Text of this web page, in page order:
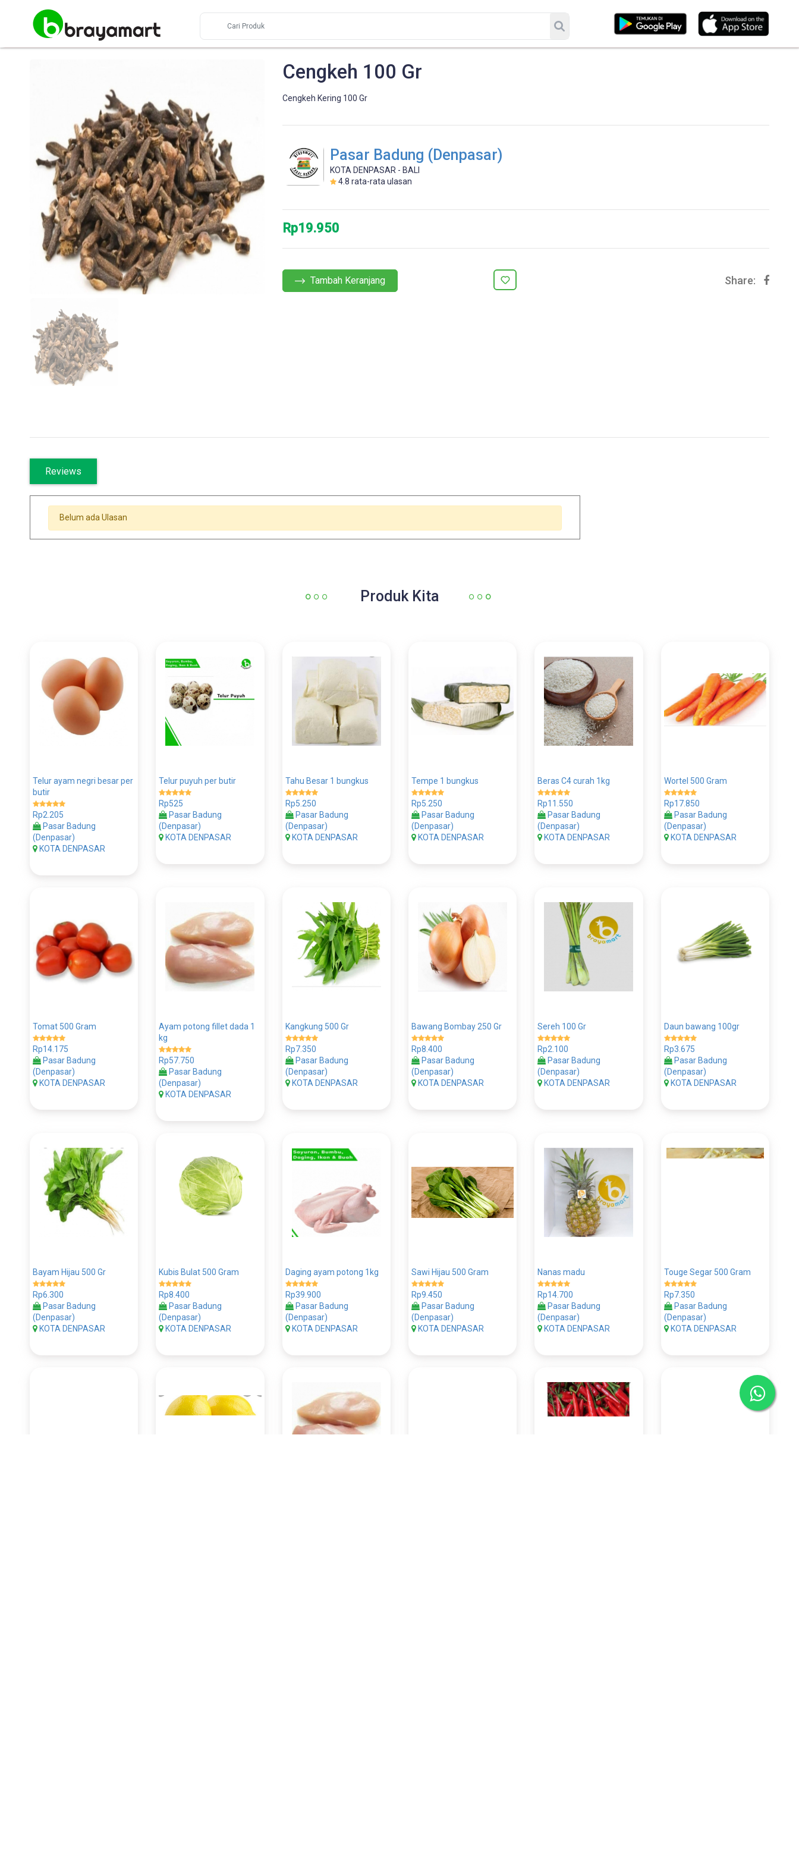
Cengkeh 100 Gr
Cengkeh Kering 100 Gr
Pasar Badung (Denpasar)
KOTA DENPASAR - BALI
4.8 rata-rata ulasan
Rp19.950
Tambah Keranjang Share:
Reviews
Belum ada Ulasan
Produk Kita
Telur ayam negri besar per
butir
Rp2.205
Pasar Badung
(Denpasar)
KOTA DENPASAR
Telur puyuh per butir
Rp525
Pasar Badung
(Denpasar)
KOTA DENPASAR
Tahu Besar 1 bungkus
Rp5.250
Pasar Badung
(Denpasar)
KOTA DENPASAR
Tempe 1 bungkus
Rp5.250
Pasar Badung
(Denpasar)
KOTA DENPASAR
Beras C4 curah 1kg
Rp11.550
Pasar Badung
(Denpasar)
KOTA DENPASAR
Wortel 500 Gram
Rp17.850
Pasar Badung
(Denpasar)
KOTA DENPASAR
Tomat 500 Gram
Rp14.175
Pasar Badung
(Denpasar)
KOTA DENPASAR
Ayam potong fillet dada 1
kg
Rp57.750
Pasar Badung
(Denpasar)
KOTA DENPASAR
Kangkung 500 Gr
Rp7.350
Pasar Badung
(Denpasar)
KOTA DENPASAR
Bawang Bombay 250 Gr
Rp8.400
Pasar Badung
(Denpasar)
KOTA DENPASAR
Sereh 100 Gr
Rp2.100
Pasar Badung
(Denpasar)
KOTA DENPASAR
Daun bawang 100gr
Rp3.675
Pasar Badung
(Denpasar)
KOTA DENPASAR
Bayam Hijau 500 Gr
Rp6.300
Pasar Badung
(Denpasar)
KOTA DENPASAR
Kubis Bulat 500 Gram
Rp8.400
Pasar Badung
(Denpasar)
KOTA DENPASAR
Daging ayam potong 1kg
Rp39.900
Pasar Badung
(Denpasar)
KOTA DENPASAR
Sawi Hijau 500 Gram
Rp9.450
Pasar Badung
(Denpasar)
KOTA DENPASAR
Nanas madu
Rp14.700
Pasar Badung
(Denpasar)
KOTA DENPASAR
Touge Segar 500 Gram
Rp7.350
Pasar Badung
(Denpasar)
KOTA DENPASAR